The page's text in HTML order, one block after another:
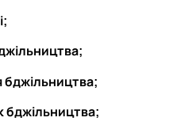
бджільництва;